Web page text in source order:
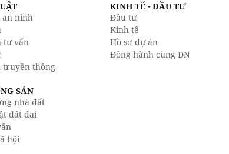
an ninh
tư vấn
truyền thông
KINH TẾ - ĐẦU TƯ
Đầu tư
Kinh tế
Hồ sơ dự án
Đồng hành cùng DN
SẢN
nhà đất
đất đai
hội